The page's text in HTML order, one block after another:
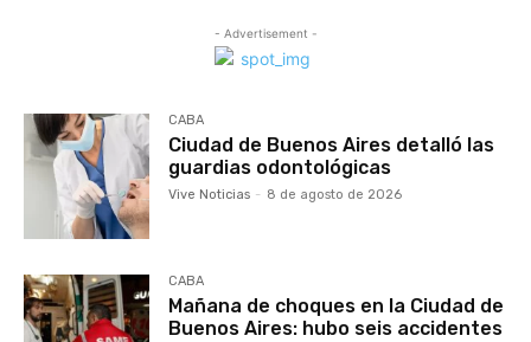
- Advertisement -
CABA
Ciudad de Buenos Aires detalló las
guardias odontológicas
Vive Noticias - 8 de agosto de 2026
CABA
Mañana de choques en la Ciudad de
Buenos Aires: hubo seis accidentes